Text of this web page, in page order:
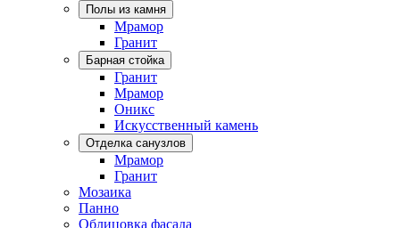
Полы из камня
Мрамор
Гранит
Барная стойка
Гранит
Мрамор
Оникс
Искусственный камень
Отделка санузлов
Мрамор
Гранит
Мозаика
Панно
Облицовка фасада